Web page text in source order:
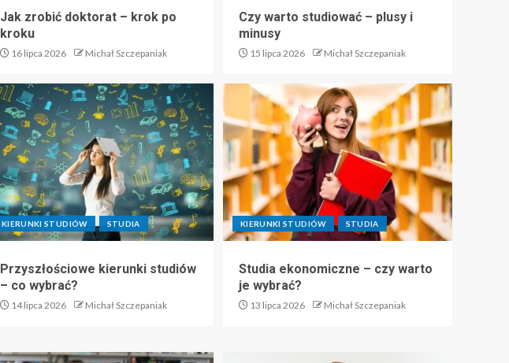
Jak zrobić doktorat – krok po
kroku
16 lipca 2026 Michał Szczepaniak
Czy warto studiować – plusy i
minusy
15 lipca 2026 Michał Szczepaniak
KIERUNKI STUDIÓW STUDIA
Przyszłościowe kierunki studiów
– co wybrać?
14 lipca 2026 Michał Szczepaniak
KIERUNKI STUDIÓW STUDIA
Studia ekonomiczne – czy warto
je wybrać?
13 lipca 2026 Michał Szczepaniak